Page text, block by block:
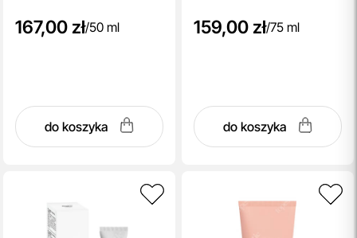
167,00 zł/50 ml
do koszyka
159,00 zł/75 ml
do koszyka